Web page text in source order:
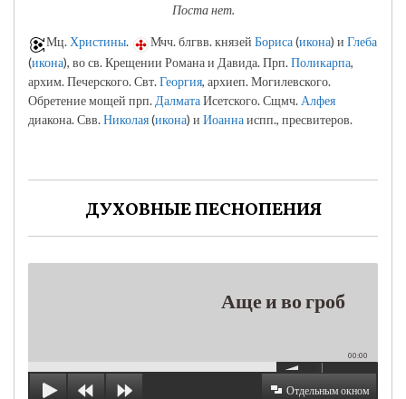
Поста нет.
Мц. Христины. Мчч. блгвв. князей Бориса(икона) и Глеба
(икона), во св. Крещении Романа и Давида. Прп.Поликарпа,
архим. Печерского. Свт.Георгия, архиеп. Могилевского.
Обретение мощей прп.ДалматаИсетского. Сщмч.Алфея
диакона. Свв.Николая(икона) и Иоаннаиспп., пресвитеров.
ДУХОВНЫЕ ПЕСНОПЕНИЯ
Аще и во гроб
00:00
Отдельным окном